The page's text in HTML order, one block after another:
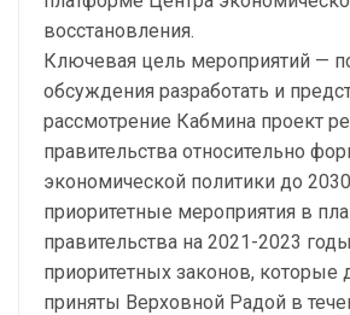
восстановления.
Ключевая цель мероприятий —
обсуждения разработать и
рассмотрение Кабмина проект
правительства относительно
экономической политики до
приоритетные мероприятия в
правительства на 2021-2023
приоритетных законов,
приняты Верховной Радой в